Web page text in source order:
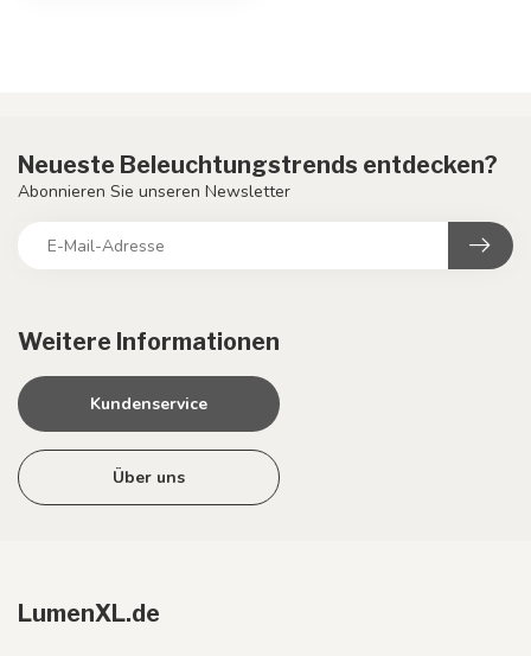
Weitere Informationen
Kundenservice
Über uns
Neueste Beleuchtungstrends entdecken?
Abonnieren Sie unseren Newsletter
LumenXL.de